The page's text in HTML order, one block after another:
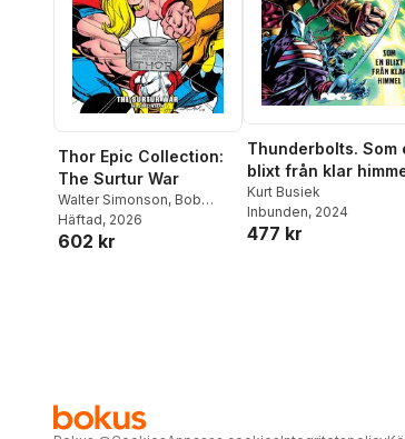
Thor Epic Collection:
The Surtur War
Walter Simonson, Bob
Harras
Häftad, 2026
602 kr
Thunderbolts. Som
blixt från klar
Kurt Busiek
Inbunden, 2024
477 kr